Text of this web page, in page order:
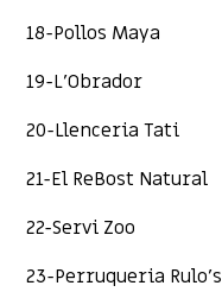
18-Pollos Maya
19-L’Obrador
20-Llenceria Tati
21-El ReBost Natural
22-Servi Zoo
23-Perruqueria Rulo’s